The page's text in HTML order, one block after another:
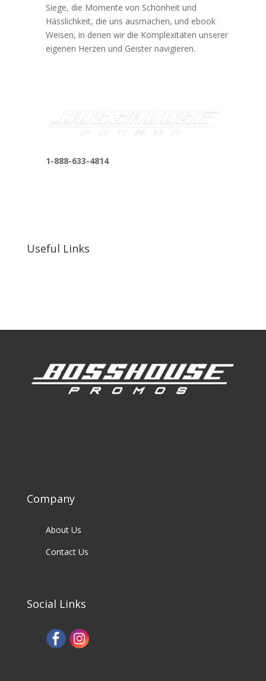
Siege, die Momente von Schönheit und
Hässlichkeit, die uns ausmachen, und ebook
Weisen, in denen wir die Komplexitäten unserer
eigenen Herzen und Geister navigieren.
1-888-633-4814
Useful Links
Company
About Us
Contact Us
Social Links